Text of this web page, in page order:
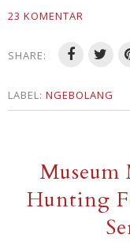
23 KOMENTAR
SHARE:
LABEL: NGEBOLANG
Hunting